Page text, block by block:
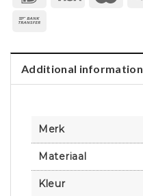
Additional information
Merk
Materiaal
Kleur